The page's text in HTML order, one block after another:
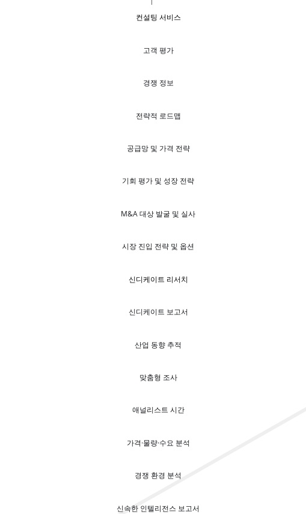
컨설팅 서비스
고객 평가
경쟁 정보
전략적 로드맵
공급망 및 가격 전략
기회 평가 및 성장 전략
M&A 대상 발굴 및 실사
시장 진입 전략 및 옵션
신디케이트 리서치
신디케이트 보고서
산업 동향 추적
맞춤형 조사
애널리스트 시간
가격·물량·수요 분석
경쟁 환경 분석
신속한 인텔리전스 보고서